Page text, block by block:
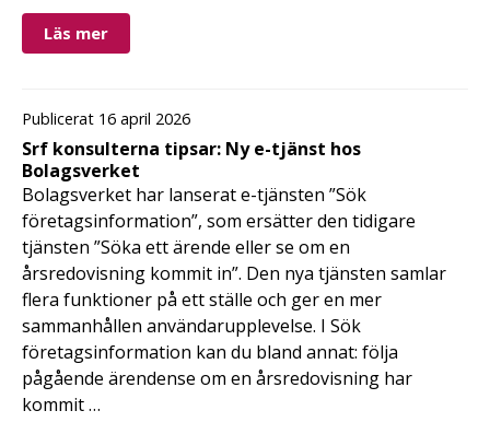
Läs mer
Publicerat 16 april 2026
Srf konsulterna tipsar: Ny e-tjänst hos
Bolagsverket
Bolagsverket har lanserat e-tjänsten ”Sök
företagsinformation”, som ersätter den tidigare
tjänsten ”Söka ett ärende eller se om en
årsredovisning kommit in”. Den nya tjänsten samlar
flera funktioner på ett ställe och ger en mer
sammanhållen användarupplevelse. I Sök
företagsinformation kan du bland annat: följa
pågående ärendense om en årsredovisning har
kommit …